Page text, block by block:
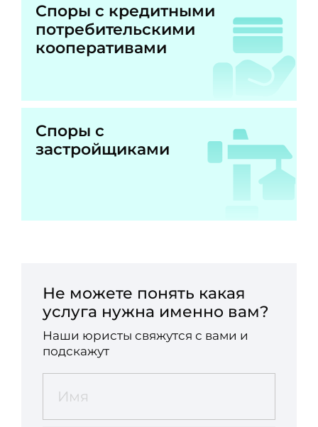
Споры с кредитными
потребительскими
кооперативами
Споры с
застройщиками
Не можете понять какая
услуга нужна именно вам?
Наши юристы свяжутся с вами и
подскажут